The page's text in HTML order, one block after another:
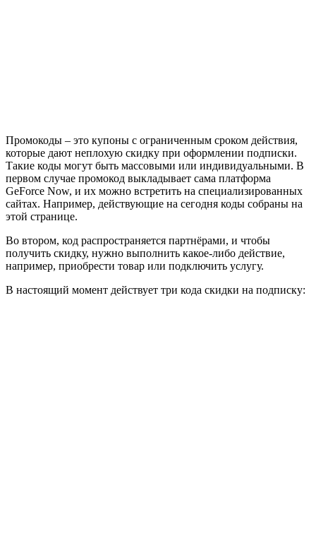
Промокоды – это купоны с ограниченным сроком действия,
которые дают неплохую скидку при оформлении подписки.
Такие коды могут быть массовыми или индивидуальными. В
первом случае промокод выкладывает сама платформа
GeForce Now, и их можно встретить на специализированных
сайтах. Например, действующие на сегодня коды собраны на
этой странице.
Во втором, код распространяется партнёрами, и чтобы
получить скидку, нужно выполнить какое-либо действие,
например, приобрести товар или подключить услугу.
В настоящий момент действует три кода скидки на подписку: